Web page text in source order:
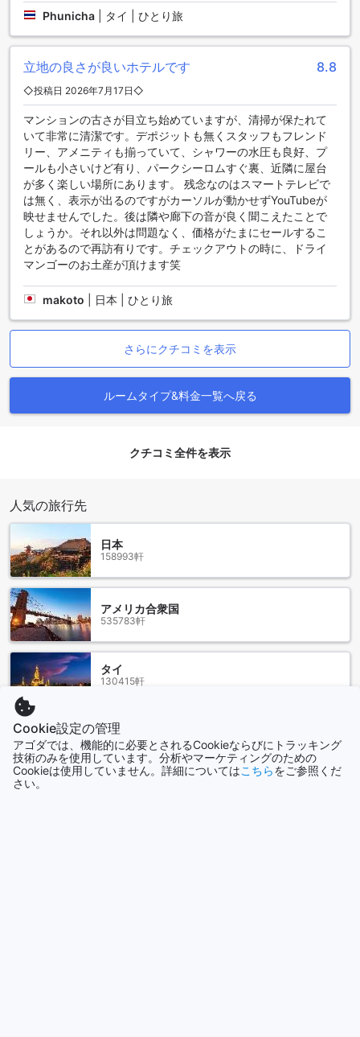
また、ホテル内にはカフェもあり、軽食やスイーツを楽しむ
ことができます。カフェでは、美味しいコーヒーや紅茶、フ
レッシュなジュースなども提供しています。さらに、ルーム
むこともできます。ル サイアム ホテル【SHA Extra+認定】
のダイニング施設で、美味しい料理と素晴らしいサービスを
お楽しみください。
ル サイアム ホテル【SHA Extra+認定】のお部屋の魅力的な
選択肢
ル サイアム ホテル【SHA Extra+認定】では、さまざまなお
部屋タイプをご用意しております。クラシックダブルは21平
方メートルで、クイーンベッドが1台備わっています。エグゼ
クティブダブルまたはツインは27平方メートルで、シングル
ベッド2台またはクイーンベッド1台がご利用いただけます。
そして、スイートは43平方メートルで、クイーンベッドが1台
します。
な価格と簡単・スムーズな体験をお楽しみいただけます。
Agodaでは常に最高の価格を提供しており、お客様の予算に
ロセスは簡単で手間いらずですので、お客様はストレスなく
お部屋を予約することができます。ぜひAgodaをご利用くだ
ター、レストラン、ナイトライフの充実した場所として知ら
れています。バンコクの有名なランドマークであるチャオプ
ラヤ川にも近く、美しい景色を楽しむことができます。
シーロムには多くのホテルがありますが、ル サイアム ホテル
【SHA Extra+認定】はその中でも特におすすめです。このホ
テルは快適でスタイリッシュな客室を提供しており、上質な
サービスと施設を提供しています。また、シーロム駅からも
アクセスが良く、バンコクの主要な観光スポットへのアクセ
スも便利です。
シーロムエリアに滞在することで、バンコクの魅力的な一面
を存分に楽しむことができます。ショッピング好きな方に
は、シーロムセンターポイントやパトゥムワン周辺のショッ
ピングセンターがおすすめです。また、ナイトライフを楽し
みたい方には、シーロムソイ2やシーロムソイ4のバーとクラ
ブが最適な選択肢です。バンコクの魅力を存分に堪能したい
方には、シーロムエリアのホテルが最適な選択肢です。
ル サイアム ホテル【SHA Extra+認定】へのアクセス方法
Phunicha タイ | ひとり旅
立地の良さが良いホテルです 8.8
◇投稿日 2026年7月17日◇
マンションの古さが目立ち始めていますが、清掃が保たれて
いて非常に清潔です。デポジットも無くスタッフもフレンド
リー、アメニティも揃っていて、シャワーの水圧も良好、プ
ールも小さいけど有り、パークシーロムすぐ裏、近隣に屋台
が多く楽しい場所にあります。 残念なのはスマートテレビで
は無く、表示が出るのですがカーソルが動かせずYouTubeが
映せませんでした。後は隣や廊下の音が良く聞こえたことで
しょうか。それ以外は問題なく、価格がたまにセールするこ
とがあるので再訪有りです。チェックアウトの時に、ドライ
マンゴーのお土産が頂けます笑
makoto 日本 | ひとり旅
さらにクチコミを表示
ルームタイプ&料金一覧へ戻る
クチコミ全件を表示
人気の旅行先
日本
158993軒
アメリカ合衆国
535783軒
タイ
130415軒
香港
2690軒
Cookie設定の管理
アゴダでは、機能的に必要とされるCookieならびにトラッキング
技術のみを使用しています。分析やマーケティングのための
Cookieは使用していません。詳細についてはこちらをご参照くだ
さい。